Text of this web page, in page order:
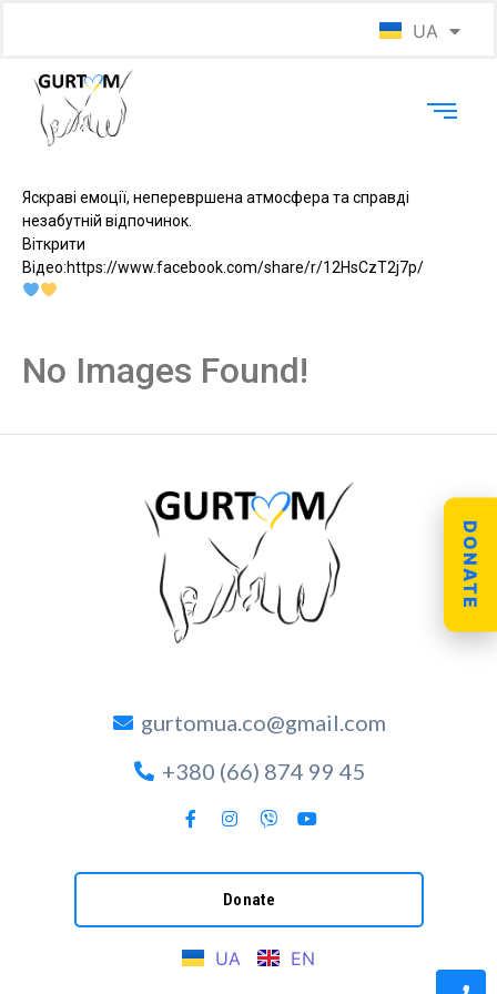
UA
EN
Яскраві емоції, неперевршена атмосфера та справді
незабутній відпочинок.
Віткрити
Відео:https://www.facebook.com/share/r/12HsCzT2j7p/
No Images Found!
gurtomua.co@gmail.com
+380 (66) 874 99 45
Donate
UA EN
DONATE